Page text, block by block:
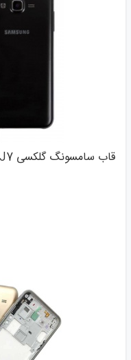
قاب سامسونگ گلکسی J700 / GALAXY J7